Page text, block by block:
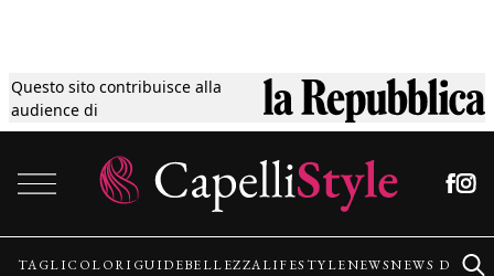
Questo sito contribuisce alla
audience di
Tagli
Colori
Guide
TAGLICOLORI GUIDEBELLEZZALIFESTYLENEWSNEWS